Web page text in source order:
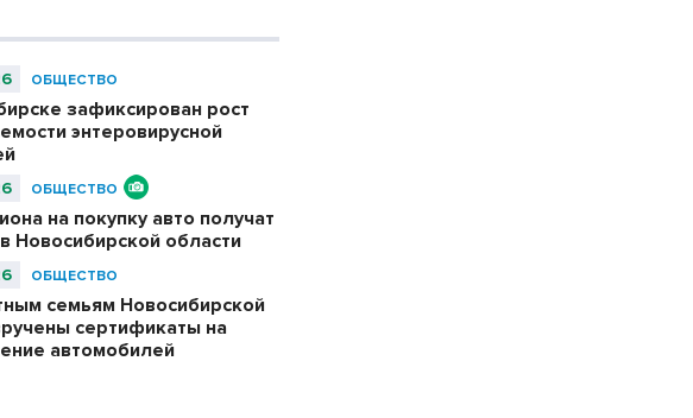
ОБЩЕСТВО
зафиксирован рост
энтеровирусной
ОБЩЕСТВО
на покупку авто получат
Новосибирской области
ОБЩЕСТВО
семьям Новосибирской
сертификаты на
автомобилей